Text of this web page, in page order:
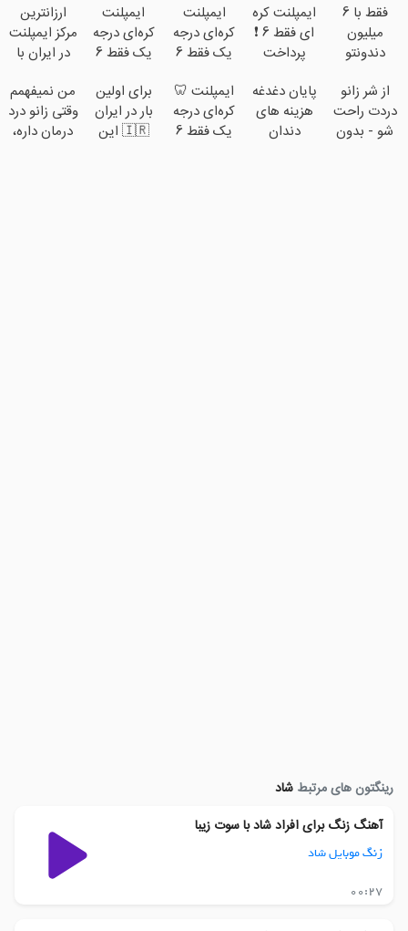
فقط با 6
میلیون
دندونتو
ایمپلنت کره
ای فقط 6 ❗
پرداخت
بدون سود با
ضمانت کتبی
📣
ایمپلنت
کره‌ای درجه
یک فقط 6
تومن❗
ایمپلنت
کره‌ای درجه
یک فقط 6
✅
ارزانترین
مرکز ایمپلنت
در ایران با
کیفیت و
قیمت
از شر زانو
دردت راحت
شو - بدون
پایان دغدغه
هزینه های
دندان
ایمپلنت 🦷
کره‌ای درجه
یک فقط 6
برای اولین
بار در ایران
🇮🇷 این
من نمیفهمم
وقتی زانو درد
درمان داره،
رینگتون های مرتبط شاد
آهنگ زنگ برای افراد شاد با سوت زیبا
زنگ موبایل شاد
00:27